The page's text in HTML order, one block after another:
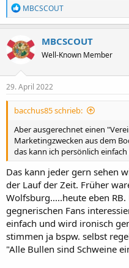
R
e
a
t
i
n
e
MBCSCOUT
MBCSCOUT
Well-Known Member
29. April 2022
bacchus85 schrieb:
Aber ausgerechnet einen
Marketingzwecken aus dem
das kann ich persönlich
Das kann jeder gern sehen
der Lauf der Zeit. Früher
Wolfsburg.....heute eben
gegnerischen Fans
einfach und wird ironisch
stimmen ja bspw. selbst
"Alle Bullen sind Schweine